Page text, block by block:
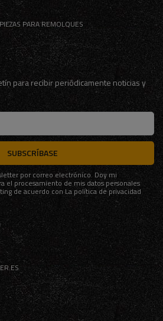
PARA REMOLQUES
para recibir periódicamente noticias y
SUBSCRÍBASE
por correo electrónico. Doy mi
el procesamiento de mis datos personales
de acuerdo conLa política de privacidad